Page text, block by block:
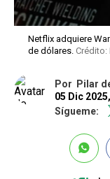
Netflix adquiere
de dólares. Crédito:
Por
Pilar
05 Dic
Sígueme: